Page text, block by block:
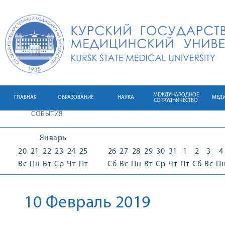
ГЛАВНАЯ ОБРАЗОВАНИЕ НАУКА
МЕЖДУНАРОДНОЕ
СОТРУДНИЧЕСТВО
СОБЫТИЯ
Январь
20
Вс
21
Пн
22
Вт
23
Ср
24
Чт
25
Пт
26
Сб
27
Вс
28
Пн
29
Вт
30
Ср
31
Чт
1
Пт
2
Сб
3
Вс
4
10 Февраль 2019